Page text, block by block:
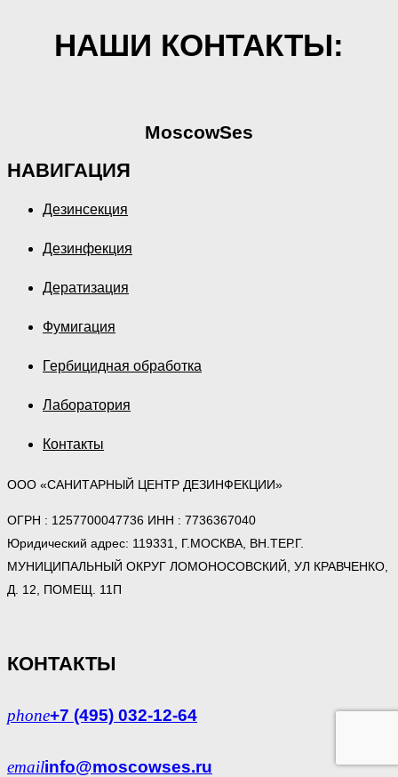
НАШИ КОНТАКТЫ:
MoscowSes
НАВИГАЦИЯ
Дезинсекция
Дезинфекция
Дератизация
Фумигация
Гербицидная обработка
Лаборатория
Контакты
ООО «САНИТАРНЫЙ ЦЕНТР ДЕЗИНФЕКЦИИ»
ОГРН : 1257700047736 ИНН : 7736367040
Юридический адрес: 119331, Г.МОСКВА, ВН.ТЕР.Г.
МУНИЦИПАЛЬНЫЙ ОКРУГ ЛОМОНОСОВСКИЙ, УЛ КРАВЧЕНКО,
Д. 12, ПОМЕЩ. 11П
КОНТАКТЫ
phone+7 (495) 032-12-64
emailinfo@moscowses.ru